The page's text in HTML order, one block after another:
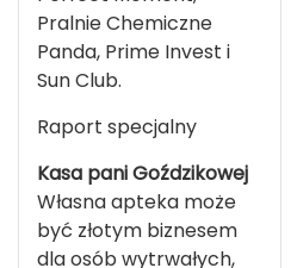
Pralnie Chemiczne
Panda, Prime Invest i
Sun Club.
Raport specjalny
Kasa pani Goździkowej
Własna apteka może
być złotym biznesem
dla osób wytrwałych,